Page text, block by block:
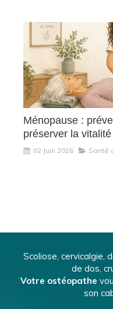
Ménopause :
préserver la
02 Juin 2026 Santé
Scoliose, cervicalgie,
de dos,
Votre ostéopathe
son